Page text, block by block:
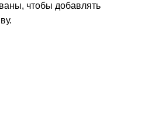
чтобы добавлять